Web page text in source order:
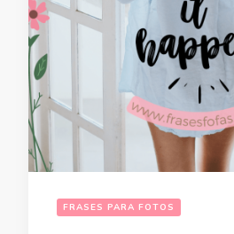
FRASES PARA FOTOS